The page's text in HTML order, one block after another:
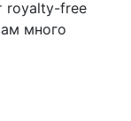
royalty-free
много